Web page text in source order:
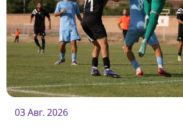
03 Авг. 2026